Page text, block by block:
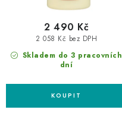
Skladem do 3 pracovních
dní
2 058 Kč bez DPH
2 490 Kč